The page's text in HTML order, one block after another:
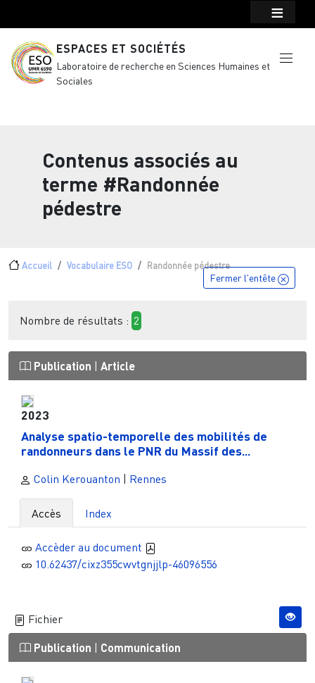
ESPACES ET SOCIÉTÉS
Laboratoire de recherche en Sciences Humaines et
Sociales
Contenus associés au
terme #Randonnée
pédestre
Fil d'Ariane
Accueil Vocabulaire ESO Randonnée pédestre
Fermer l'entête
Nombre de résultats : 2
Publication Article
2023
Analyse spatio-temporelle des mobilités de
randonneurs dans le PNR du Massif des...
Colin Kerouanton Rennes
Accès Index
Accèder au document
10.62437/cixz355cwvtgnjjlp-46096556
Fichier
Publication Communication